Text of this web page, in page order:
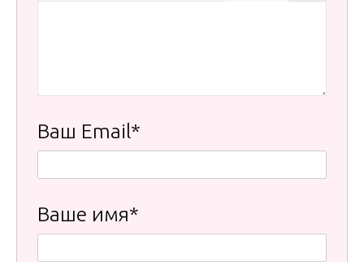
Ваш Email*
Ваше имя*